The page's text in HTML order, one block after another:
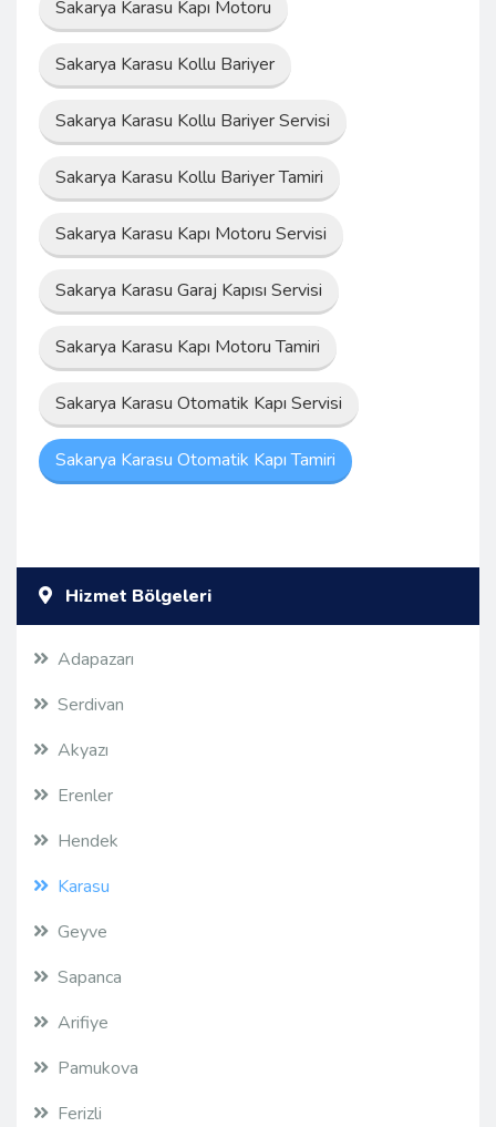
Sakarya Karasu Kapı Motoru
Sakarya Karasu Kollu Bariyer
Sakarya Karasu Kollu Bariyer Servisi
Sakarya Karasu Kollu Bariyer Tamiri
Sakarya Karasu Kapı Motoru Servisi
Sakarya Karasu Garaj Kapısı Servisi
Sakarya Karasu Kapı Motoru Tamiri
Sakarya Karasu Otomatik Kapı Servisi
Sakarya Karasu Otomatik Kapı Tamiri
Hizmet Bölgeleri
Adapazarı
Serdivan
Akyazı
Erenler
Hendek
Karasu
Geyve
Sapanca
Arifiye
Pamukova
Ferizli